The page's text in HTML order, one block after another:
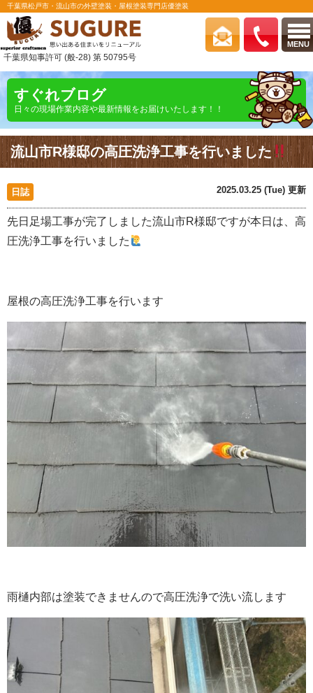
MENU
千葉県松戸市・流山市の外壁塗装・屋根塗装専門店優塗装
千葉県知事許可 (般-28) 第 50795号
すぐれブログ
日々の現場作業内容や最新情報をお届けいたします！！
流山市R様邸の高圧洗浄工事を行いました
日誌 2025.03.25 (Tue) 更新
先日足場工事が完了しました流山市R様邸ですが本日は、高
圧洗浄工事を行いました
屋根の高圧洗浄工事を行います
雨樋内部は塗装できませんので高圧洗浄で洗い流します